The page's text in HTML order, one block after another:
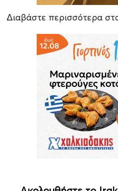
Διαβάστε περισσότερα